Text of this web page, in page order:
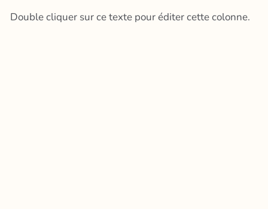
Double cliquer sur ce texte pour éditer cette colonne.